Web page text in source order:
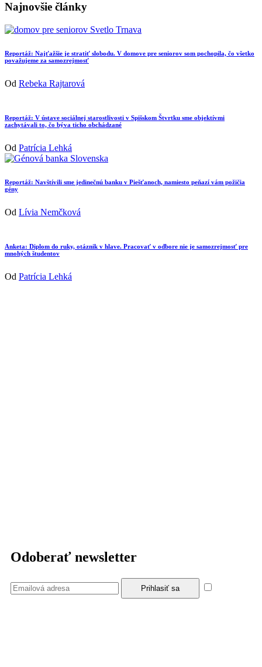
Najnovšie články
Reportáž: Najťažšie je stratiť slobodu. V domove pre seniorov som pochopila, čo všetko
považujeme za samozrejmosť
Od Rebeka Rajtarová
Reportáž: V ústave sociálnej starostlivosti v Spišskom Štvrtku sme objektívmi
zachytávali to, čo býva ticho obchádzané
Od Patrícia Lehká
Reportáž: Navštívili sme jedinečnú banku v Piešťanoch, namiesto peňazí vám požičia
gény
Od Lívia Nemčková
Anketa: Diplom do ruky, otáznik v hlave. Pracovať v odbore nie je samozrejmosť pre
mnohých študentov
Od Patrícia Lehká
Odoberať newsletter